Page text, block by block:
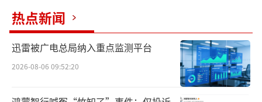
目前，爱他美卓傲3产品已经在爱他美天
猫、京东官方旗舰店及线下连锁母婴店、连锁
超市等渠道全面上市。
热点新闻
迅雷被广电总局纳入重点监测平台
2026-08-06 09:52:20